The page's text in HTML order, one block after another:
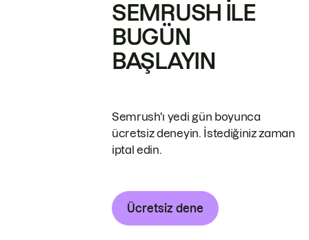
SEMRUSH ILE
BUGÜN
BAŞLAYIN
Semrush'ı yedi gün boyunca
ücretsiz deneyin. İstediğiniz zaman
iptal edin.
Ücretsiz dene